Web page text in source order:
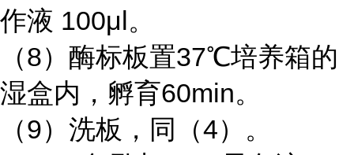
作液 100μl。
（8）酶标板置37℃培养箱的
湿盒内，孵育60min。
（9）洗板，同（4）。